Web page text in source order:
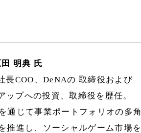
明典 氏
長COO、DeNAの 取締役および
プへの投資、取締役を歴任。
通じて事業ポートフォリオの多角
推進し、ソーシャルゲーム市場を